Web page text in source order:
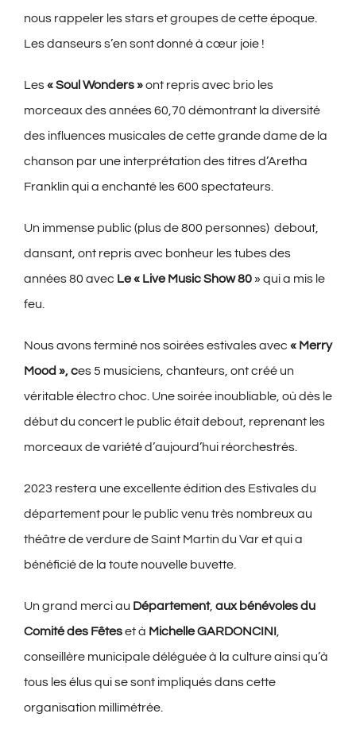
nous rappeler les stars et groupes de cette époque.
Les danseurs s’en sont donné à cœur joie !
Les« Soul Wonders »ont repris avec brio les
morceaux des années 60,70 démontrant la diversité
des influences musicales de cette grande dame de la
chanson par une interprétation des titres d’Aretha
Franklin qui a enchanté les 600 spectateurs.
Un immense public (plus de 800 personnes) debout,
dansant, ont repris avec bonheur les tubes des
années 80 avec Le « Live Music Show 80 » qui a mis le
feu.
Nous avons terminé nos soirées estivales avec « Merry
Mood », ces 5 musiciens, chanteurs, ont créé un
véritable électro choc. Une soirée inoubliable, où dès le
début du concert le public était debout, reprenant les
morceaux de variété d’aujourd’hui réorchestrés.
2023 restera une excellente édition des Estivales du
département pour le public venu très nombreux au
théâtre de verdure de Saint Martin du Var et qui a
bénéficié de la toute nouvelle buvette.
Un grand merci au Département, aux bénévoles du
Comité des Fêteset à Michelle GARDONCINI
conseillère municipale déléguée à la culture ainsi qu’à
tous les élus qui se sont impliqués dans cette
organisation millimétrée.